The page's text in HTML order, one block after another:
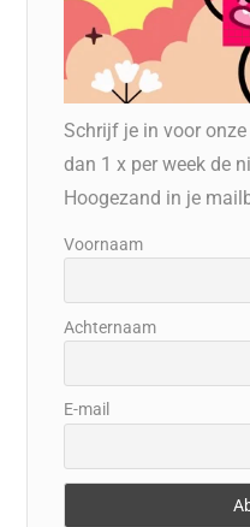
Schrijf je in voor
dan 1 x per week de
Hoogezand in je
Voornaam
Achternaam
E-mail